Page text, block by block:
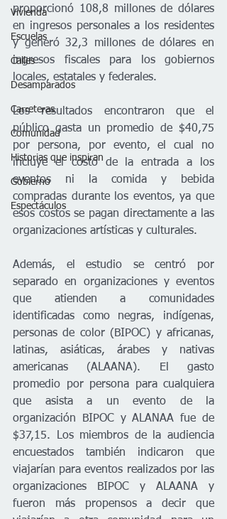
Vivienda
Escuelas
Calles
Desamparados
Carreteras
Comunidad
Historias que inspiran
Gobierno
Espectáculos
proporcionó 108,8 millones de dólares
en ingresos personales a los residentes
y generó 32,3 millones de dólares en
ingresos fiscales para los gobiernos
locales, estatales y federales.
Los resultados encontraron que el
público gasta un promedio de $40,75
por persona, por evento, el cual no
incluye el costo de la entrada a los
eventos ni la comida y bebida
compradas durante los eventos, ya que
esos costos se pagan directamente a las
organizaciones artísticas y culturales.
Además, el estudio se centró por
separado en organizaciones y eventos
que atienden a comunidades
identificadas como negras, indígenas,
personas de color (BIPOC) y africanas,
latinas, asiáticas, árabes y nativas
americanas (ALAANA). El gasto
promedio por persona para cualquiera
que asista a un evento de la
organización BIPOC y ALANAA fue de
$37,15. Los miembros de la audiencia
encuestados también indicaron que
viajarían para eventos realizados por las
organizaciones BIPOC y ALAANA y
fueron más propensos a decir que